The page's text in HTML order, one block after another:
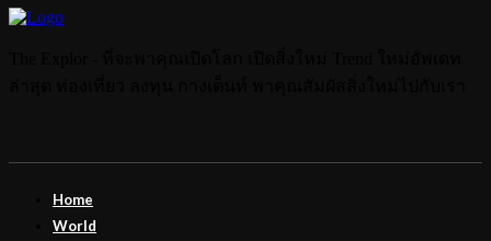
Home
World